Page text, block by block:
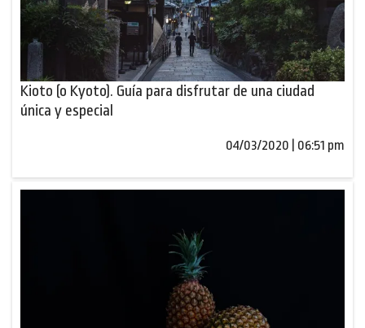
Kioto (o Kyoto). Guía para disfrutar de una ciudad
única y especial
04/03/2020 | 06:51 pm